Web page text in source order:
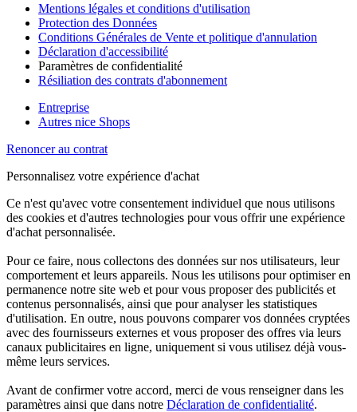
Mentions légales et conditions d'utilisation
Protection des Données
Conditions Générales de Vente et politique d'annulation
Déclaration d'accessibilité
Paramètres de confidentialité
Résiliation des contrats d'abonnement
Entreprise
Autres nice Shops
Renoncer au contrat
Personnalisez votre expérience d'achat
Ce n'est qu'avec votre consentement individuel que nous utilisons
des cookies et d'autres technologies pour vous offrir une expérience
d'achat personnalisée.
Pour ce faire, nous collectons des données sur nos utilisateurs, leur
comportement et leurs appareils. Nous les utilisons pour optimiser en
permanence notre site web et pour vous proposer des publicités et
contenus personnalisés, ainsi que pour analyser les statistiques
d'utilisation. En outre, nous pouvons comparer vos données cryptées
avec des fournisseurs externes et vous proposer des offres via leurs
canaux publicitaires en ligne, uniquement si vous utilisez déjà vous-
même leurs services.
Avant de confirmer votre accord, merci de vous renseigner dans les
paramètres ainsi que dans notre Déclaration de confidentialité.